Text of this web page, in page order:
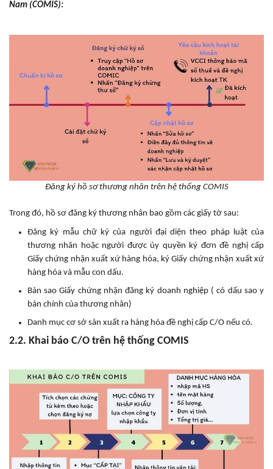
Nam (COMIS):
Đăng ký hồ sơ thương nhân trên hệ thống COMIS
Trong đó, hồ sơ đăng ký thương nhân bao gồm các giấy tờ sau:
Đăng ký mẫu chữ ký của người đại diện theo pháp luật của
thương nhân hoặc người được ủy quyền ký đơn đề nghị cấp
Giấy chứng nhận xuất xứ hàng hóa, ký Giấy chứng nhận xuất xứ
hàng hóa và mẫu con dấu.
Bản sao Giấy chứng nhận đăng ký doanh nghiệp ( có dấu sao y
bản chính của thương nhân)
Danh mục cơ sở sản xuất ra hàng hóa đề nghị cấp C/O nếu có.
2.2. Khai báo C/O trên hệ thống COMIS